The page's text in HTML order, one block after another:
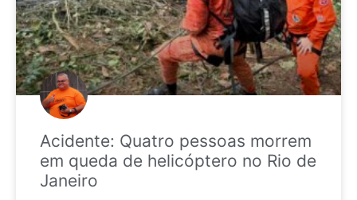
Acidente: Quatro pessoas morrem
em queda de helicóptero no Rio de
Janeiro